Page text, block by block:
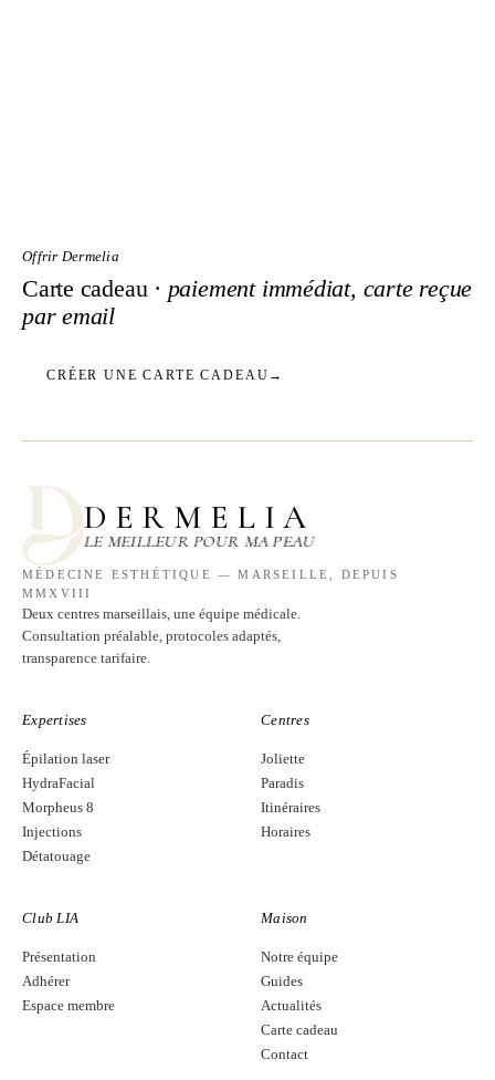
Offrir Dermelia
Carte cadeau · paiement immédiat, carte reçue
par email
CRÉER UNE CARTE CADEAU →
DERMELIA
LE MEILLEUR POUR MA PEAU
MÉDECINE ESTHÉTIQUE — MARSEILLE, DEPUIS
MMXVIII
Deux centres marseillais, une équipe médicale.
Consultation préalable, protocoles adaptés,
transparence tarifaire.
Expertises
Épilation laser
HydraFacial
Morpheus 8
Injections
Détatouage
Centres
Joliette
Paradis
Itinéraires
Horaires
Club LIA
Présentation
Adhérer
Espace membre
Maison
Notre équipe
Guides
Actualités
Carte cadeau
Contact